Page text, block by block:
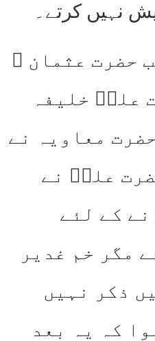
نہیں کرتے۔
حضرت عثمان
علیؓ خلیفہ
معاویہ نے
علیؓ نے
کے لئے
مگر خم غدیر
ذکر نہیں
کہ یہ بعد